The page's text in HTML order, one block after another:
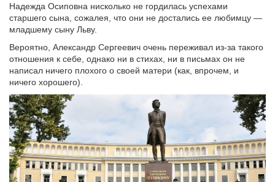
Надежда Осиповна нисколько не гордилась успехами
старшего сына, сожалея, что они не достались ее любимцу —
младшему сыну Льву.
Вероятно, Александр Сергеевич очень переживал из-за такого
отношения к себе, однако ни в стихах, ни в письмах он не
написал ничего плохого о своей матери (как, впрочем, и
ничего хорошего).